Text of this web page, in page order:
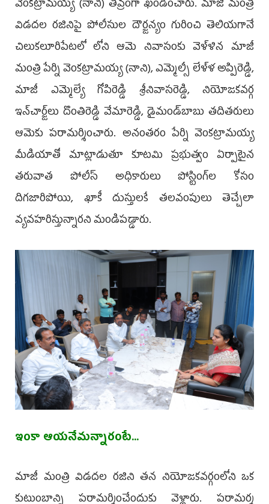
వెంకట్రామయ్య (నాని) తీవ్రంగా ఖండించారు. మాజీ మంత్రి
విడదల రజినిపై పోలీసుల దౌర్జన్యం గురించి తెలియగానే
చిలుకలూరిపేటలో లోని ఆమె నివాసంకు వెళ్ళిన మాజీ
మంత్రి పేర్ని వెంకట్రామయ్య (నాని), ఎమ్మెల్సీ లేళ్ళ అప్పిరెడ్డి,
మాజీ ఎమ్మెల్యే గోపిరెడ్డి శ్రీనివాసరెడ్డి, నియోజకవర్గ
ఇన్‌చార్జ్‌లు దొంతిరెడ్డి వేమారెడ్డి, డైమండ్‌బాబు తదితరులు
ఆమెకు పరామర్శించారు. అనంతరం పేర్ని వెంకట్రామయ్య
మీడియాతో మాట్లాడుతూ కూటమి ప్రభుత్వం ఏర్పాటైన
తరువాత పోలీస్ అధికారులు పోస్టింగ్‌ల కోసం
దిగజారిపోయి, ఖాకీ దుస్తులకే తలవంపులు తెచ్చేలా
వ్యవహరిస్తున్నారని మండిపడ్డారు.
ఇంకా ఆయనేమన్నారంటే...
మాజీ మంత్రి విడదల రజిని తన నియోజకవర్గంలోని ఒక
కుటుంబాన్ని పరామర్శించేందుకు వెళ్లారు. పరామర్శ